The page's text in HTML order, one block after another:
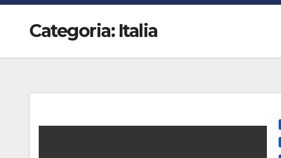
Categoria: Italia